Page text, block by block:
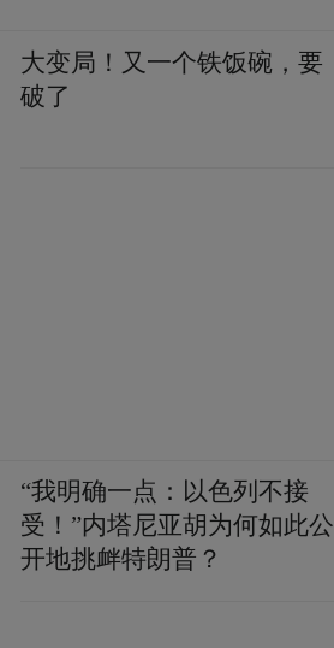
大变局！又一个铁饭碗，要
破了
“我明确一点：以色列不接
受！”内塔尼亚胡为何如此公
开地挑衅特朗普？